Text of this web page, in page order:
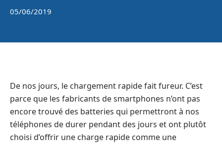
05/06/2019
De nos jours, le chargement rapide fait fureur. C’est
parce que les fabricants de smartphones n’ont pas
encore trouvé des batteries qui permettront à nos
téléphones de durer pendant des jours et ont plutôt
choisi d’offrir une charge rapide comme une